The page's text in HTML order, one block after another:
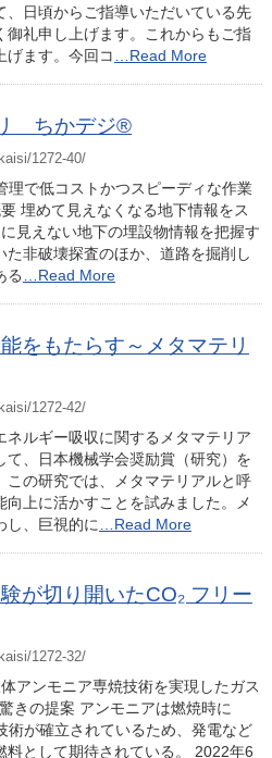
、日頃からご指導いただいている先
礼申し上げます。これからもご指
げます。今回コ
…Read More
ちかデジ®
1272-40/
理で低コストかつスピーディな作業
埋めて見えなくなる地下情報をス
見えない地下の埋設物情報を把握す
非破壊探査のほか、道路を掘削し
る
…Read More
をもたらす～メタマテリ
1272-42/
ネルギー吸収に関するメタマテリア
て、日本機械学会奨励賞（研究）を
この研究では、メタマテリアルと呼
上に活かすことを試みました。メ
し、巨視的に
…Read More
が切り開いたCO₂ フリー
1272-32/
アンモニア専焼技術を実現したガス
きの提案 アンモニアは燃焼時に
術が確立されているため、発電など
料として期待されている。 2022年6